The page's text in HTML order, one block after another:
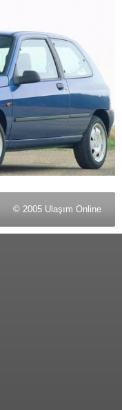
© 2005 Ulaşım Online